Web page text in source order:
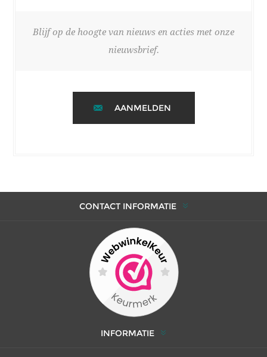
Blijf op de hoogte van nieuws en acties met onze
nieuwsbrief.
AANMELDEN
CONTACT INFORMATIE
INFORMATIE